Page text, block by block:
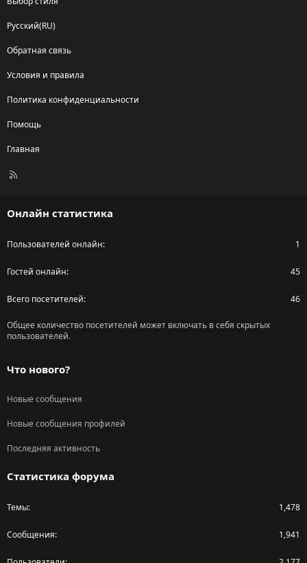
Русский(RU)
Обратная связь
Условия и правила
Политика конфиденциальности
Помощь
Главная
R
Онлайн статистика
Пользователей онлайн 1
Гостей онлайн 45
Всего посетителей 46
Общее количество посетителей может включать в себя скрытых
пользователей.
Что нового?
Новые сообщения
Новые сообщения профилей
Последняя активность
Статистика форума
Темы 1,478
Сообщения 1,941